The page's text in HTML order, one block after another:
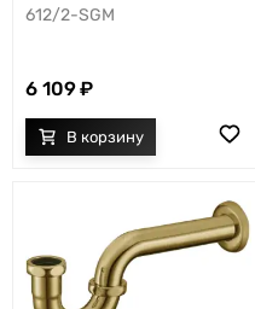
612/2-SGM
6 109